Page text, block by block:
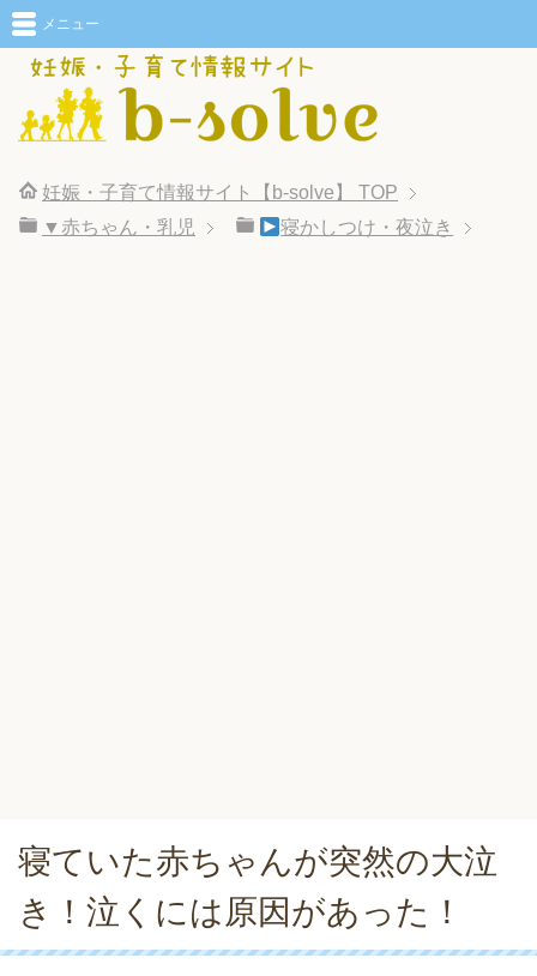
メニュー
妊娠・子育て情報サイト【b-solve】
TOP
▼赤ちゃん・乳児
寝かしつけ・夜泣き
寝ていた赤ちゃんが突然の大泣
き！泣くには原因があった！